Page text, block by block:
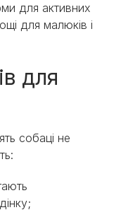
для активних
для малюків і
для
собаці не